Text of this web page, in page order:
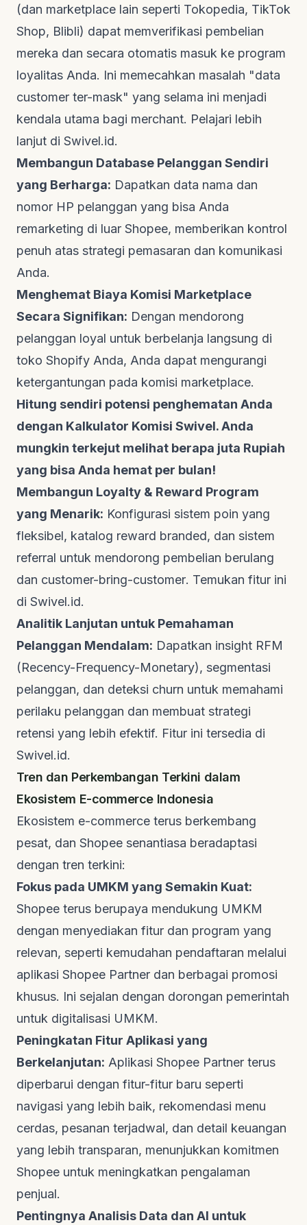
(dan marketplace lain seperti Tokopedia, TikTok
Shop, Blibli) dapat memverifikasi pembelian
mereka dan secara otomatis masuk ke program
loyalitas Anda. Ini memecahkan masalah "data
customer ter-mask" yang selama ini menjadi
kendala utama bagi merchant. Pelajari lebih
lanjut di Swivel.id.
Membangun Database Pelanggan Sendiri
yang Berharga: Dapatkan data nama dan
nomor HP pelanggan yang bisa Anda
remarketing di luar Shopee, memberikan kontrol
penuh atas strategi pemasaran dan komunikasi
Anda.
Menghemat Biaya Komisi Marketplace
Secara Signifikan: Dengan mendorong
pelanggan loyal untuk berbelanja langsung di
toko Shopify Anda, Anda dapat mengurangi
ketergantungan pada komisi marketplace.
Hitung sendiri potensi penghematan Anda
dengan Kalkulator Komisi Swivel. Anda
mungkin terkejut melihat berapa juta Rupiah
yang bisa Anda hemat per bulan!
Membangun Loyalty & Reward Program
yang Menarik: Konfigurasi sistem poin yang
fleksibel, katalog reward branded, dan sistem
referral untuk mendorong pembelian berulang
dan customer-bring-customer. Temukan fitur ini
di Swivel.id.
Analitik Lanjutan untuk Pemahaman
Pelanggan Mendalam: Dapatkan insight RFM
(Recency-Frequency-Monetary), segmentasi
pelanggan, dan deteksi churn untuk memahami
perilaku pelanggan dan membuat strategi
retensi yang lebih efektif. Fitur ini tersedia di
Swivel.id.
Tren dan Perkembangan Terkini dalam
Ekosistem E-commerce Indonesia
Ekosistem e-commerce terus berkembang
pesat, dan Shopee senantiasa beradaptasi
dengan tren terkini:
Fokus pada UMKM yang Semakin Kuat:
Shopee terus berupaya mendukung UMKM
dengan menyediakan fitur dan program yang
relevan, seperti kemudahan pendaftaran melalui
aplikasi Shopee Partner dan berbagai promosi
khusus. Ini sejalan dengan dorongan pemerintah
untuk digitalisasi UMKM.
Peningkatan Fitur Aplikasi yang
Berkelanjutan: Aplikasi Shopee Partner terus
diperbarui dengan fitur-fitur baru seperti
navigasi yang lebih baik, rekomendasi menu
cerdas, pesanan terjadwal, dan detail keuangan
yang lebih transparan, menunjukkan komitmen
Shopee untuk meningkatkan pengalaman
penjual.
Pentingnya Analisis Data dan AI untuk